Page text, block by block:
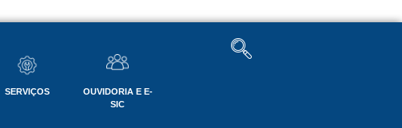
SERVIÇOS
OUVIDORIA E E-
SIC